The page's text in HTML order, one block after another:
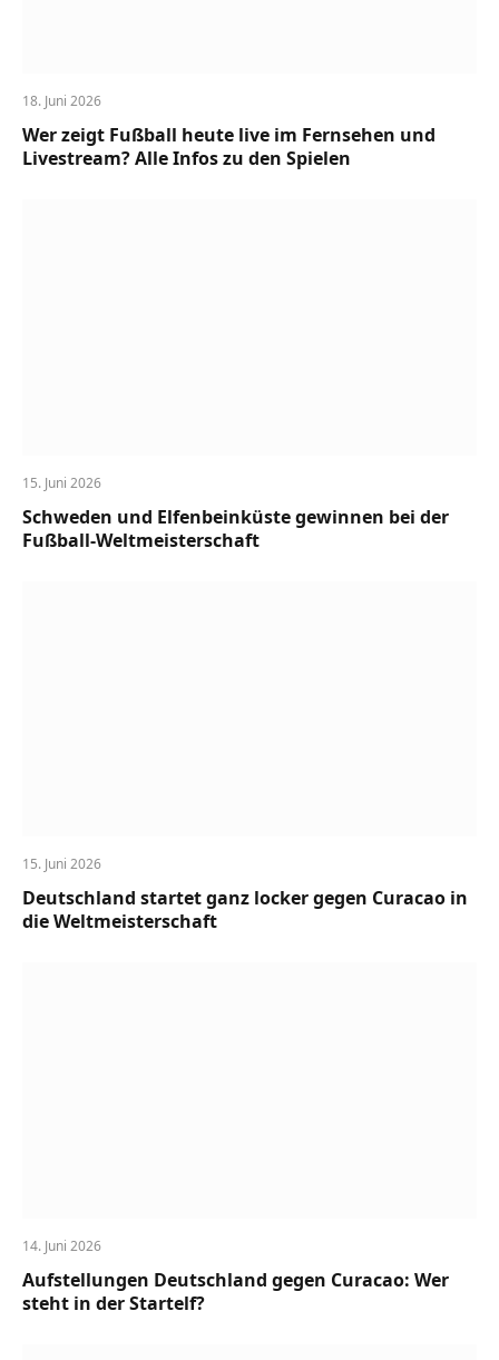
18. Juni 2026
Wer zeigt Fußball heute live im Fernsehen und
Livestream? Alle Infos zu den Spielen
15. Juni 2026
Schweden und Elfenbeinküste gewinnen bei der
Fußball-Weltmeisterschaft
15. Juni 2026
Deutschland startet ganz locker gegen Curacao in
die Weltmeisterschaft
14. Juni 2026
Aufstellungen Deutschland gegen Curacao: Wer
steht in der Startelf?